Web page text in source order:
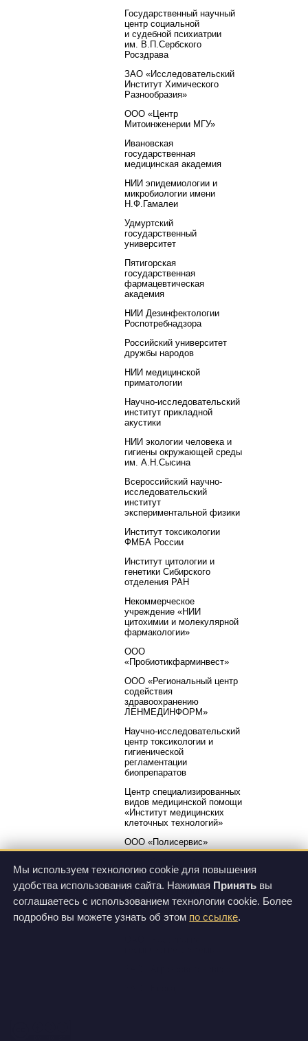
Мы используем технологию cookie для повышения
удобства использования сайта. Нажимая Принять вы
соглашаетесь с использованием технологии cookie. Более
подробно вы можете узнать об этом по ссылке.
Государственный научный
центр социальной
и судебной психиатрии
им. В.П.Сербского
Росздрава
ЗАО «Исследовательский
Институт Химического
Разнообразия»
ООО «Центр
Митоинженерии МГУ»
Ивановская
государственная
медицинская академия
НИИ эпидемиологии и
микробиологии имени
Н.Ф.Гамалеи
Удмуртский
государственный
университет
Пятигорская
государственная
фармацевтическая
академия
НИИ Дезинфектологии
Роспотребнадзора
Российский университет
дружбы народов
НИИ медицинской
приматологии
Научно-исследовательский
институт прикладной
акустики
НИИ экологии человека и
гигиены окружающей среды
им. А.Н.Сысина
Всероссийский научно-
исследовательский
институт
экспериментальной физики
Институт токсикологии
ФМБА России
Институт цитологии и
генетики Сибирского
отделения РАН
Некоммерческое
учреждение «НИИ
цитохимии и молекулярной
фармакологии»
ООО
«Пробиотикфарминвест»
ООО «Региональный центр
содействия
здравоохранению
ЛЕНМЕДИНФОРМ»
Научно-исследовательский
центр токсикологии и
гигиенической
регламентации
биопрепаратов
Центр специализированных
видов медицинской помощи
«Институт медицинских
клеточных технологий»
ООО «Полисервис»
ЗАО «Санкт-Петербургский
Институт Фармации»
Фарм»